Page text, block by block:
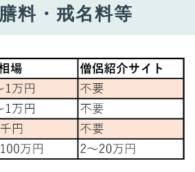
料・戒名料等